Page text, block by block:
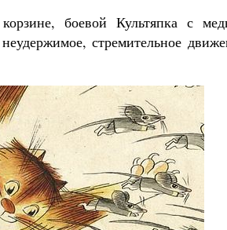
боевой Культяпка с
стремительное